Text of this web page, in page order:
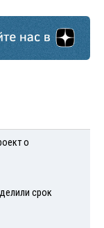
о
срок